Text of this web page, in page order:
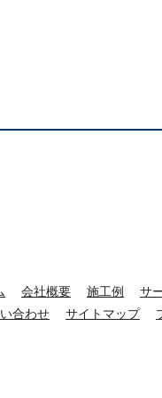
会社概要 施工例 サ
合わせ サイトマップ